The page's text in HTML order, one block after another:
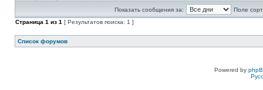
Показать сообщения за:
Поле
Страница 1 из 1 [ Результатов поиска: 1 ]
Список форумов
Powered by